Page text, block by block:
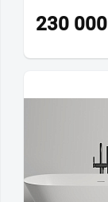
230 000